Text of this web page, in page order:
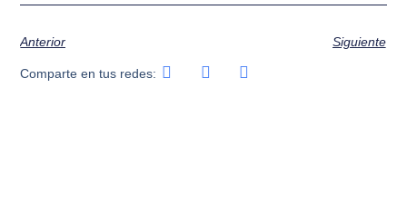
Anterior Siguiente
Comparte en tus redes: